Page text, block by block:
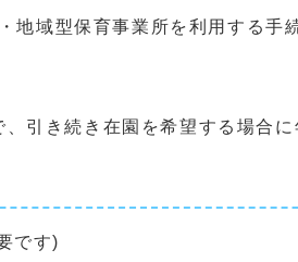
域型保育事業所を利用する手続
引き続き在園を希望する場合に
です)